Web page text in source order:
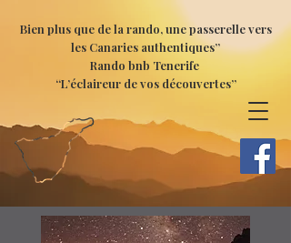
Bien plus que de la rando, une passerelle vers
les Canaries authentiques”
Rando bnb Tenerife
“L’éclaireur de vos découvertes”